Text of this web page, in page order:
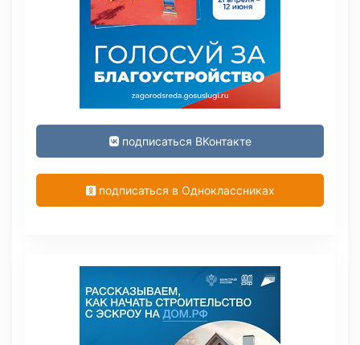
подписаться ВКонтакте
подписаться в Одноклассниках